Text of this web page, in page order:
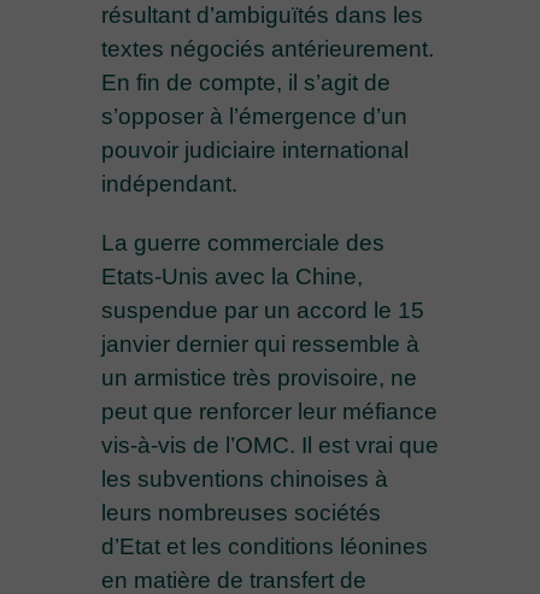
résultant d’ambiguïtés dans les
textes négociés antérieurement.
En fin de compte, il s’agit de
s’opposer à l’émergence d’un
pouvoir judiciaire international
indépendant.
La guerre commerciale des
Etats-Unis avec la Chine,
suspendue par un accord le 15
janvier dernier qui ressemble à
un armistice très provisoire, ne
peut que renforcer leur méfiance
vis-à-vis de l’OMC. Il est vrai que
les subventions chinoises à
leurs nombreuses sociétés
d’Etat et les conditions léonines
en matière de transfert de